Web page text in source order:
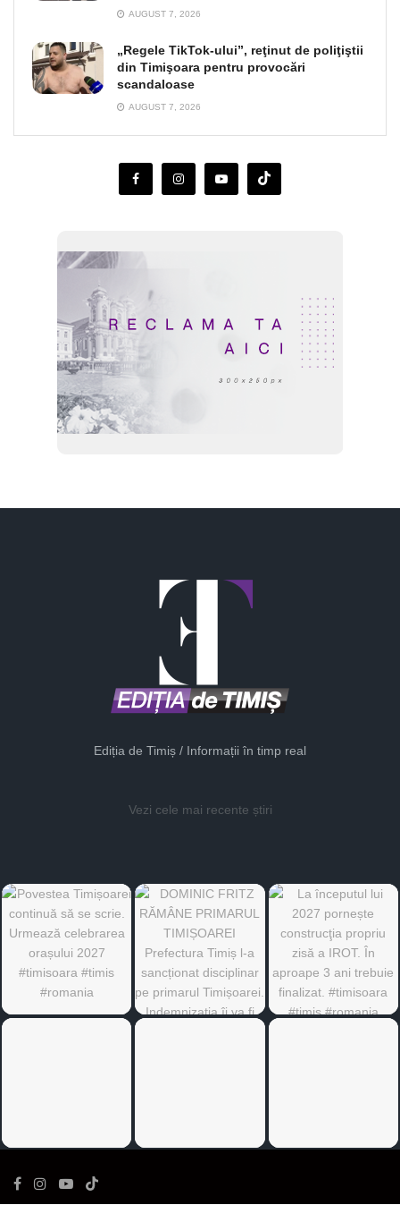
AUGUST 7, 2026
„Regele TikTok-ului”, reţinut de poliţiştii
din Timişoara pentru provocări
scandaloase
AUGUST 7, 2026
Ediția de Timiș / Informații în timp real
Vezi cele mai recente știri